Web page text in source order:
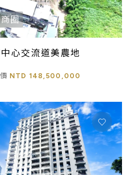
圈
心交流道美農地
NTD 148,500,000